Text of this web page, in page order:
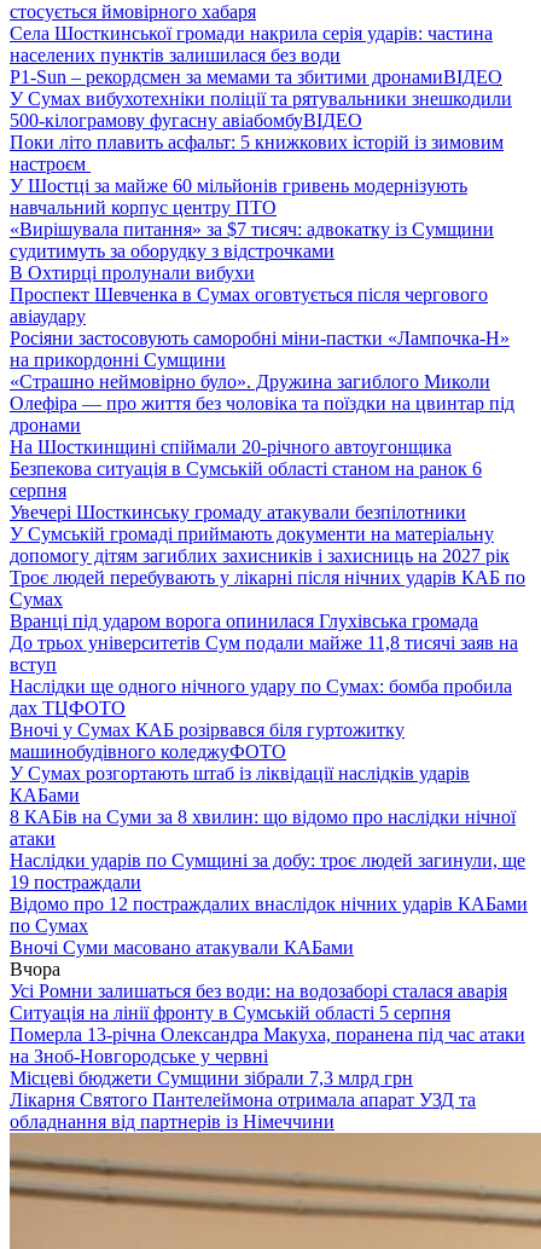
стосується ймовірного хабаря
Села Шосткинської громади накрила серія ударів: частина
населених пунктів залишилася без води
P1-Sun – рекордсмен за мемами та збитими дронамиВІДЕО
У Сумах вибухотехніки поліції та рятувальники знешкодили
500-кілограмову фугасну авіабомбуВІДЕО
Поки літо плавить асфальт: 5 книжкових історій із зимовим
настроєм
У Шостці за майже 60 мільйонів гривень модернізують
навчальний корпус центру ПТО
«Вирішувала питання» за $7 тисяч: адвокатку із Сумщини
судитимуть за оборудку з відстрочками
В Охтирці пролунали вибухи
Проспект Шевченка в Сумах оговтується після чергового
авіаудару
Росіяни застосовують саморобні міни-пастки «Лампочка-Н»
на прикордонні Сумщини
«Страшно неймовірно було». Дружина загиблого Миколи
Олефіра — про життя без чоловіка та поїздки на цвинтар під
дронами
На Шосткинщині спіймали 20-річного автоугонщика
Безпекова ситуація в Сумській області станом на ранок 6
серпня
Увечері Шосткинську громаду атакували безпілотники
У Сумській громаді приймають документи на матеріальну
допомогу дітям загиблих захисників і захисниць на 2027 рік
Троє людей перебувають у лікарні після нічних ударів КАБ по
Сумах
Вранці під ударом ворога опинилася Глухівська громада
До трьох університетів Сум подали майже 11,8 тисячі заяв на
вступ
Наслідки ще одного нічного удару по Сумах: бомба пробила
дах ТЦФОТО
Вночі у Сумах КАБ розірвався біля гуртожитку
машинобудівного коледжуФОТО
У Сумах розгортають штаб із ліквідації наслідків ударів
КАБами
8 КАБів на Суми за 8 хвилин: що відомо про наслідки нічної
атаки
Наслідки ударів по Сумщині за добу: троє людей загинули, ще
19 постраждали
Відомо про 12 постраждалих внаслідок нічних ударів КАБами
по Сумах
Вночі Суми масовано атакували КАБами
Вчора
Усі Ромни залишаться без води: на водозаборі сталася аварія
Ситуація на лінії фронту в Сумській області 5 серпня
Померла 13-річна Олександра Макуха, поранена під час атаки
на Зноб-Новгородське у червні
Місцеві бюджети Сумщини зібрали 7,3 млрд грн
Лікарня Святого Пантелеймона отримала апарат УЗД та
обладнання від партнерів із Німеччини